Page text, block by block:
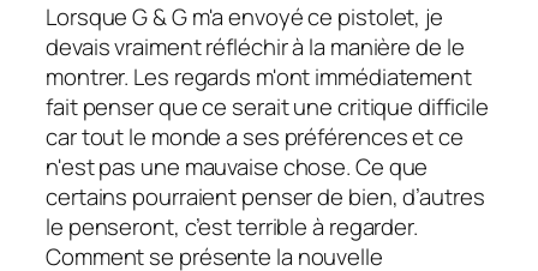
Lorsque G & G m'a envoyé ce pistolet, je
devais vraiment réfléchir à la manière de le
montrer. Les regards m'ont immédiatement
fait penser que ce serait une critique difficile
car tout le monde a ses préférences et ce
n'est pas une mauvaise chose. Ce que
certains pourraient penser de bien, d’autres
le penseront, c’est terrible à regarder.
Comment se présente la nouvelle